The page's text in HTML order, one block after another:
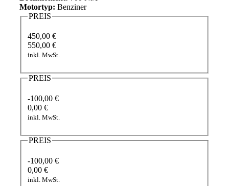
Motortyp: Benziner
PREIS
450,00 €
550,00 €
inkl. MwSt.
PREIS
-100,00 €
0,00 €
inkl. MwSt.
PREIS
-100,00 €
0,00 €
inkl. MwSt.